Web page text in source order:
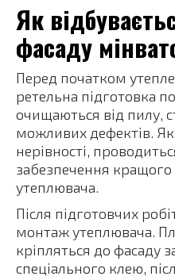
Як
фасаду
Перед початком
ретельна підготовка
очищаються від пилу,
можливих дефектів.
нерівності,
забезпечення
утеплювача.
Після підготовчих
монтаж утеплювача.
кріпляться до фасаду
спеціального клею,